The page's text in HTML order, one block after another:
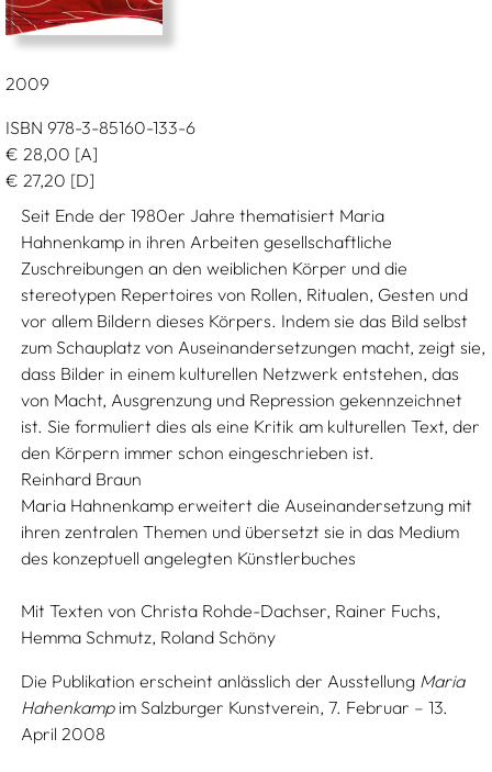
2009
ISBN 978-3-85160-133-6
€ 28,00 [A]
€ 27,20 [D]
Seit Ende der 1980er Jahre thematisiert Maria
Hahnenkamp in ihren Arbeiten gesellschaftliche
Zuschreibungen an den weiblichen Körper und die
stereotypen Repertoires von Rollen, Ritualen, Gesten und
vor allem Bildern dieses Körpers. Indem sie das Bild selbst
zum Schauplatz von Auseinandersetzungen macht, zeigt sie,
dass Bilder in einem kulturellen Netzwerk entstehen, das
von Macht, Ausgrenzung und Repression gekennzeichnet
ist. Sie formuliert dies als eine Kritik am kulturellen Text, der
den Körpern immer schon eingeschrieben ist.
Reinhard Braun
Maria Hahnenkamp erweitert die Auseinandersetzung mit
ihren zentralen Themen und übersetzt sie in das Medium
des konzeptuell angelegten Künstlerbuches
Mit Texten von Christa Rohde-Dachser, Rainer Fuchs,
Hemma Schmutz, Roland Schöny
Die Publikation erscheint anlässlich der Ausstellung Maria
Hahenkampim Salzburger Kunstverein, 7. Februar – 13.
April 2008